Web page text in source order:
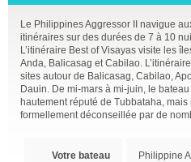
Le Philippines Aggressor II navigue
itinéraires sur des durées de 7 à 10
L’itinéraire Best of Visayas visite les
Anda, Balicasag et Cabilao.
sites autour de Balicasag, Cabilao,
Dauin. De mi-mars à mi-juin, le
hautement réputé de Tubbataha,
formellement déconseillée par de
Votre bateau Philippine